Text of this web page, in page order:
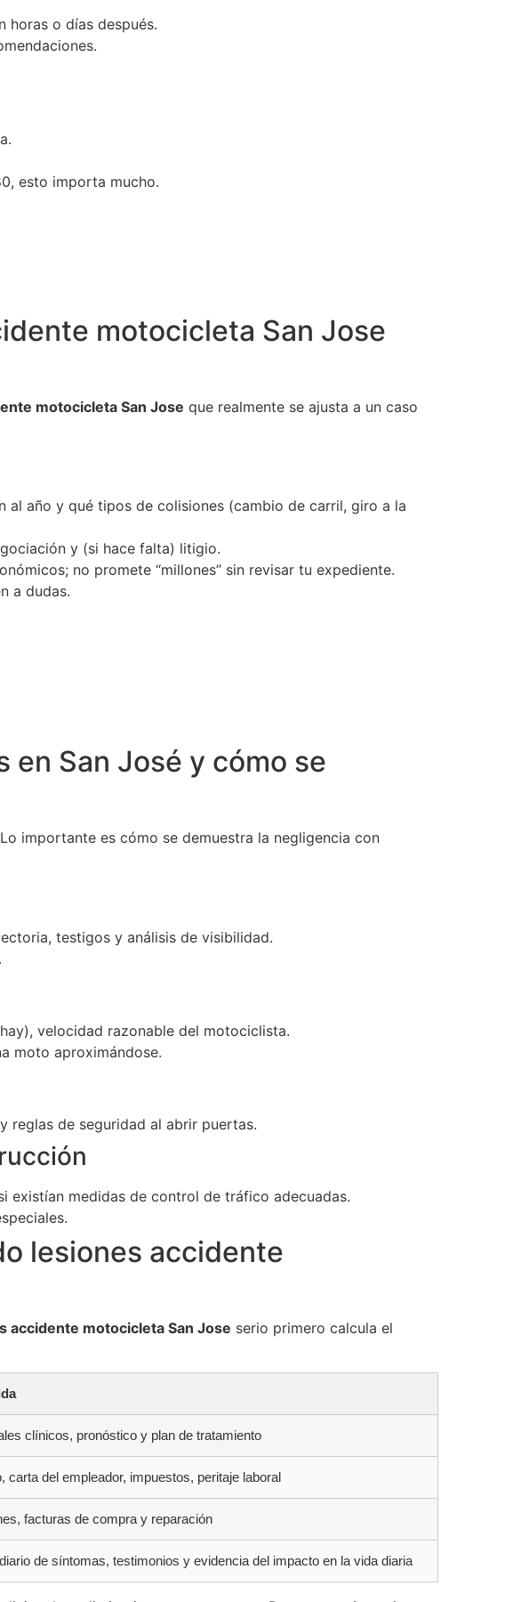
horas o días después.
esto importa mucho.
motocicleta San Jose
motocicleta San Jose que realmente se ajusta a un caso
al año y qué tipos de colisiones (cambio de carril, giro a la
y (si hace falta) litigio.
no promete “millones” sin revisar tu expediente.
a dudas.
San José y cómo se
importante es cómo se demuestra la negligencia con
testigos y análisis de visibilidad.
velocidad razonable del motociclista.
moto aproximándose.
reglas de seguridad al abrir puertas.
existían medidas de control de tráfico adecuadas.
lesiones accidente
accidente motocicleta San Jose serio primero calcula el
clínicos, pronóstico y plan de tratamiento
carta del empleador, impuestos, peritaje laboral
facturas de compra y reparación
de síntomas, testimonios y evidencia del impacto en la vida diaria